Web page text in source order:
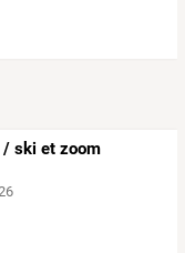
/ ski et zoom